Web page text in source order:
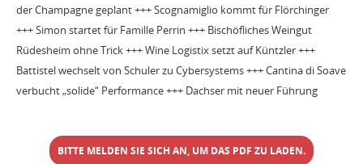
der Champagne geplant +++ Scognamiglio kommt für Flörchinger
+++ Simon startet für Famille Perrin +++ Bischöfliches Weingut
Rüdesheim ohne Trick +++ Wine Logistix setzt auf Küntzler +++
Battistel wechselt von Schuler zu Cybersystems +++ Cantina di Soave
verbucht „solide“ Performance +++ Dachser mit neuer Führung
BITTE MELDEN SIE SICH AN, UM DAS PDF ZU LADEN.